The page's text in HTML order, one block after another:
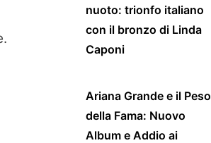
nuoto: trionfo italiano
con il bronzo di Linda
Caponi
Ariana Grande e il Peso
della Fama: Nuovo
Album e Addio ai